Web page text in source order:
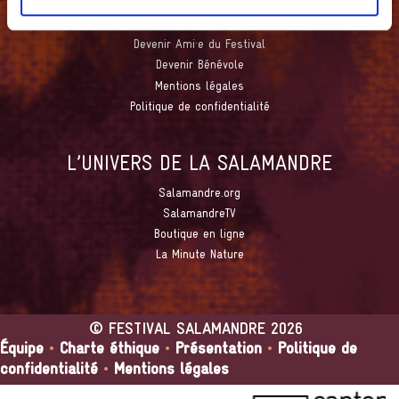
Devenir Ami·e du Festival
Devenir Bénévole
Mentions légales
Politique de confidentialité
L’UNIVERS DE LA SALAMANDRE
Salamandre.org
SalamandreTV
Boutique en ligne
La Minute Nature
© FESTIVAL SALAMANDRE 2026
Équipe • Charte éthique • Présentation • Politique de
confidentialité • Mentions légales